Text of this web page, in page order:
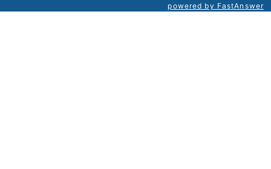
powered by FastAnswer